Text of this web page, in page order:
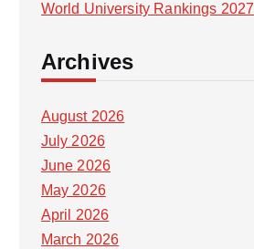
World University Rankings 2027
Archives
August 2026
July 2026
June 2026
May 2026
April 2026
March 2026